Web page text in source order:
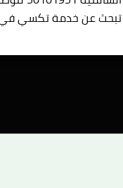
تبحث عن خدمة تكسي في